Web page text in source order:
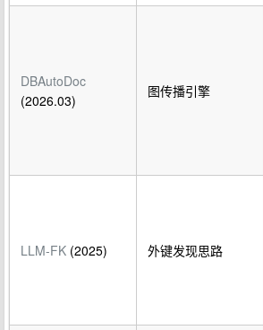
DBAutoDoc
(2026.03)
图传播引擎
LLM-FK (2025) 外键发现思路